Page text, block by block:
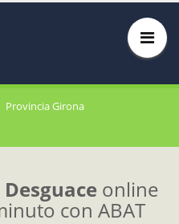
Provincia Girona
online
con ABAT